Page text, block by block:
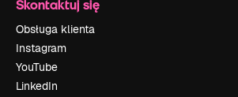
Skontaktuj się
Obsługa klienta
Instagram
YouTube
LinkedIn